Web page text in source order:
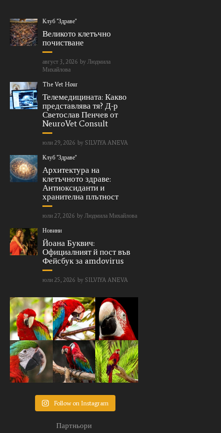
Клуб "Здраве"
Великото клетъчно
почистване
август 3, 2026 by Людмила
Михайлова
The Vet Hour
Телемедицината: Какво
представлява тя? Д-р
Светослав Пенчев от
NeuroVet Consult
юли 29, 2026 by SILVIYA ANEVA
Клуб "Здраве"
Архитектура на
клетъчното здраве:
Антиоксиданти и
хранителна плътност
юли 27, 2026 by Людмила Михайлова
Новини
Йоана Буквич:
Официалният й пост във
Фейсбук за amdovirus
юли 25, 2026 by SILVIYA ANEVA
Follow on Instagram
Партньори